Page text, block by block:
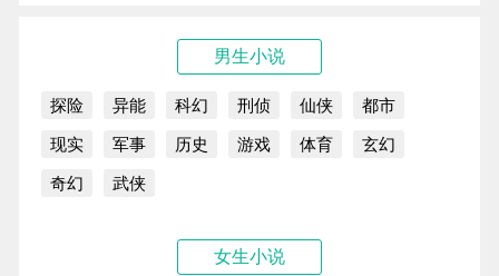
男生小说
探险 异能 科幻 刑侦 仙侠 都市
现实 军事 历史 游戏 体育 玄幻
奇幻 武侠
女生小说